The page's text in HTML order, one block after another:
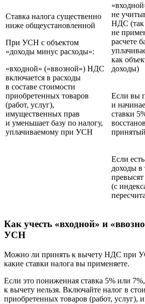
Ставка налога существенно
ниже общеустановленной
При УСН с объектом
«доходы минус расходы»:
«входной» («ввозной») НДС
включается в расходы
в составе стоимости
приобретенных товаров
(работ, услуг),
имущественных прав
и уменьшает базу по налогу,
уплачиваемому при УСН
не
НДС (так
не
расчете
как
доходы)
Если вы
и
ставки
Если
доходы в
(с
Как учесть «входной» и
УСН
Можно ли принять к вычету НДС при
какие ставки налога вы применяете.
Если это пониженная ставка 5% или
к вычету нельзя. Включайте налог в
приобретенных товаров (работ, услуг),